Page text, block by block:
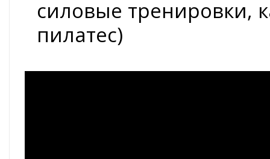
силовые тренировки,
пилатес)